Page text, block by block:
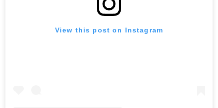
View this post on Instagram